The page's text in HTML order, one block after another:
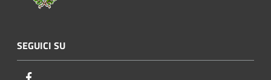
SEGUICI SU